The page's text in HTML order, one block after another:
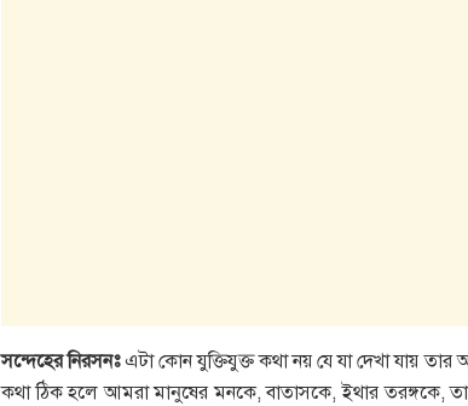
সন্দেহের নিরসনঃএটা কোন যুক্তিযুক্ত কথা নয় যে যা দেখা যায় তার
কথা ঠিক হলে আমরা মানুষের মনকে, বাতাসকে, ইথার তরঙ্গকে,